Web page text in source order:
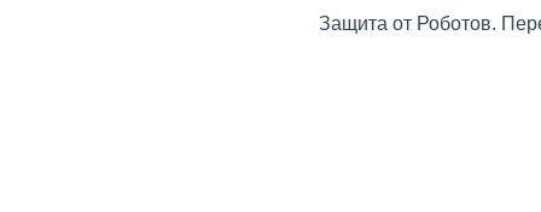
Защита от Роботов.